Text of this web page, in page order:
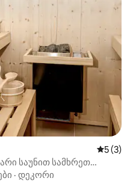
5 (3)
საუნით სამხრეთ
· დეკორი